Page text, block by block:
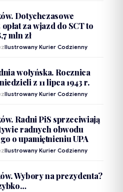
Dotychczasowe
za wjazd do SCT to
mln zł
Ilustrowany Kurier Codzienny
wołyńska. Rocznica
z 11 lipca 1943 r.
Ilustrowany Kurier Codzienny
Radni PiS sprzeciwiają
radnych obwodu
o upamiętnieniu UPA
Ilustrowany Kurier Codzienny
Wybory na prezydenta?